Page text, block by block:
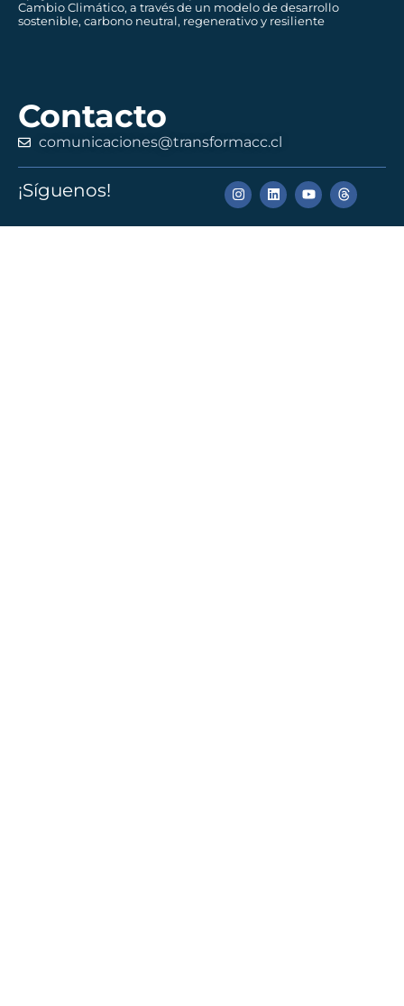
Cambio Climático, a través de un modelo de desarrollo
sostenible, carbono neutral, regenerativo y resiliente
Contacto
comunicaciones@transformacc.cl
¡Síguenos!